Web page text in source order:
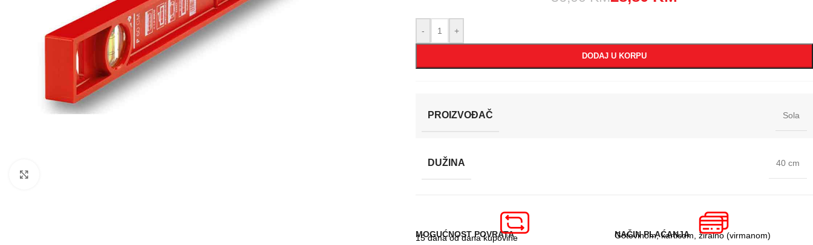
- +
DODAJ U KORPU
PROIZVOĐAČ Sola
DUŽINA 40 cm
MOGUĆNOST POVRATA
15 dana od dana kupovine NAČIN PLAĆANJA
Gotovinom, karticom, žiralno (virmanom)